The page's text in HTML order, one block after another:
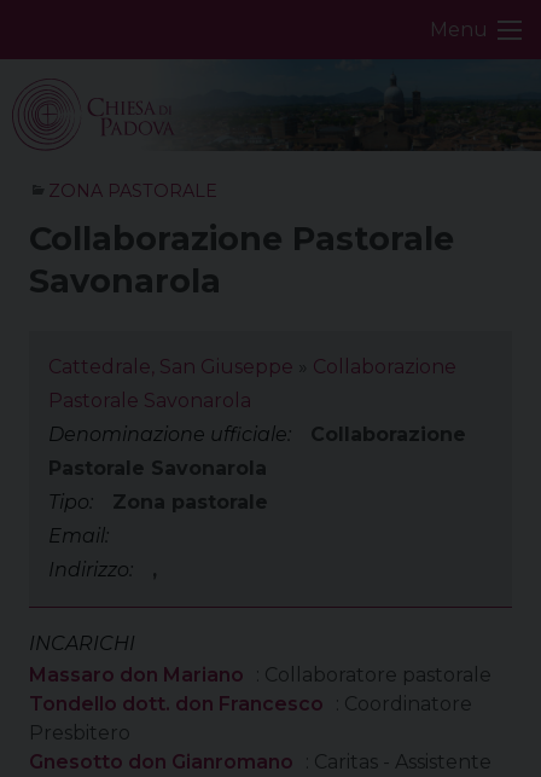
Menu
ZONA PASTORALE
Collaborazione Pastorale
Savonarola
Cattedrale, San Giuseppe
Collaborazione
Pastorale Savonarola
Denominazione ufficiale:
Collaborazione
Pastorale Savonarola
Tipo:
Zona pastorale
Email:
Indirizzo:
,
INCARICHI
Massaro don Mariano
: Collaboratore pastorale
Tondello dott. don Francesco
: Coordinatore
Presbitero
Gnesotto don Gianromano
: Caritas - Assistente